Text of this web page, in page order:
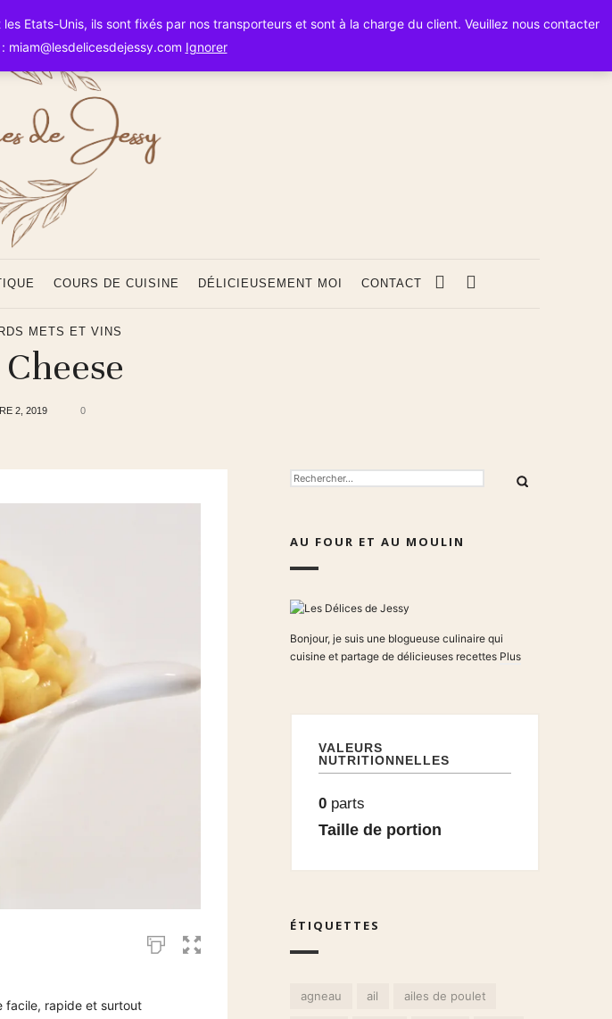
COURS DE CUISINE DÉLICIEUSEMENT MOI CONTACT
METS ET VINS
2, 2019 0
facile, rapide et surtout
RECHERCHER :
AU FOUR ET AU MOULIN
Bonjour, je suis une blogueuse culinaire qui
cuisine et partage de délicieuses recettes Plus
VALEURS
NUTRITIONNELLES
0 parts
Taille de portion
ÉTIQUETTES
agneau ail ailes de poulet
Etats-Unis, ils sont fixés par nos transporteurs et sont à la charge du client. Veuillez nous contacter
miam@lesdelicesdejessy.com Ignorer